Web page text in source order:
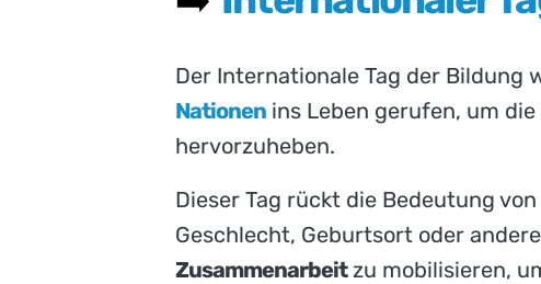
Der Internationale Tag der Bildung
Nationen ins Leben gerufen, um
hervorzuheben.
Dieser Tag rückt die Bedeutung
Geschlecht, Geburtsort oder
Zusammenarbeitzu mobilisieren,